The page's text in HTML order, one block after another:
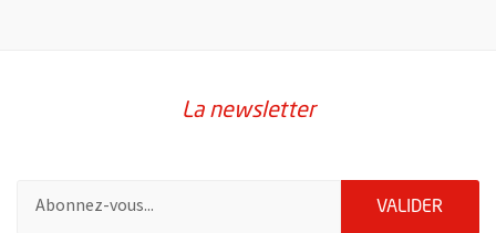
La newsletter
VALIDER